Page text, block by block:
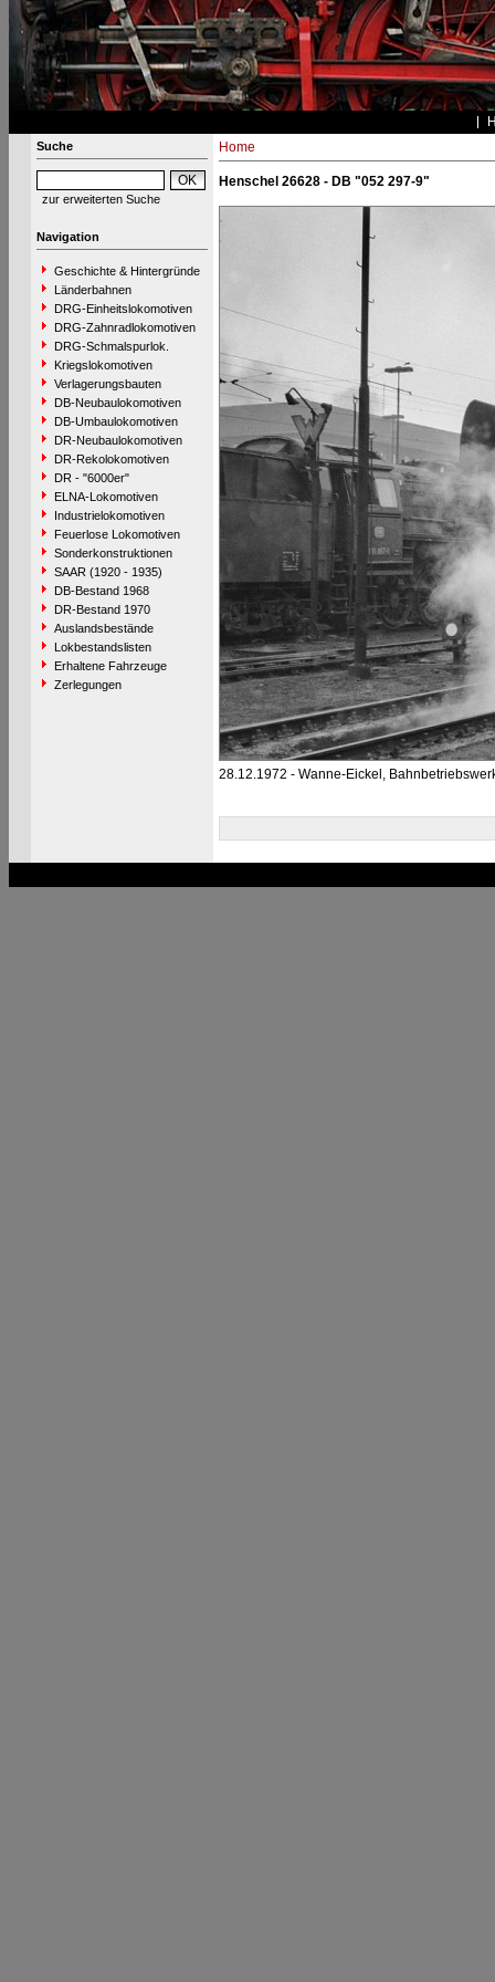
Suche
zur erweiterten Suche
Navigation
Geschichte & Hintergründe
Länderbahnen
DRG-Einheitslokomotiven
DRG-Zahnradlokomotiven
DRG-Schmalspurlok.
Kriegslokomotiven
Verlagerungsbauten
DB-Neubaulokomotiven
DB-Umbaulokomotiven
DR-Neubaulokomotiven
DR-Rekolokomotiven
DR - "6000er"
ELNA-Lokomotiven
Industrielokomotiven
Feuerlose Lokomotiven
Sonderkonstruktionen
SAAR (1920 - 1935)
DB-Bestand 1968
DR-Bestand 1970
Auslandsbestände
Lokbestandslisten
Erhaltene Fahrzeuge
Zerlegungen
Home
Henschel 26628 - DB "052 297-9"
28.12.1972 - Wanne-Eickel,